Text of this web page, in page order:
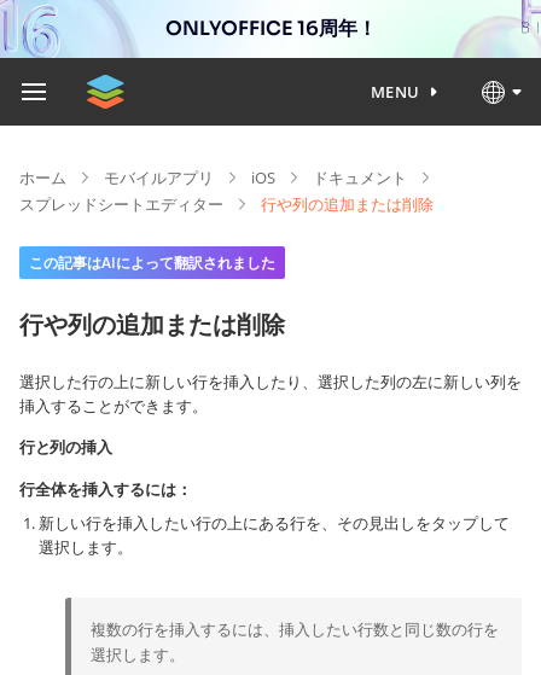
ONLYOFFICE 16周年！
MENU
ホーム モバイルアプリ iOS
ドキュメント
スプレッドシートエディター
行や列の追加または削除
この記事はAIによって翻訳されました
行や列の追加または削除
選択した行の上に新しい行を挿入したり、選択した列の左に新しい列を
挿入することができます。
行と列の挿入
行全体を挿入するには：
新しい行を挿入したい行の上にある行を、その見出しをタップして
選択します。
複数の行を挿入するには、挿入したい行数と同じ数の行を
選択します。